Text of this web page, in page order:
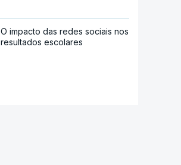
O impacto das redes sociais nos
resultados escolares